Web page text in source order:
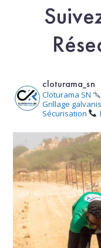
cloturama_sn
Cloturama SN
Grillage
Sécurisation